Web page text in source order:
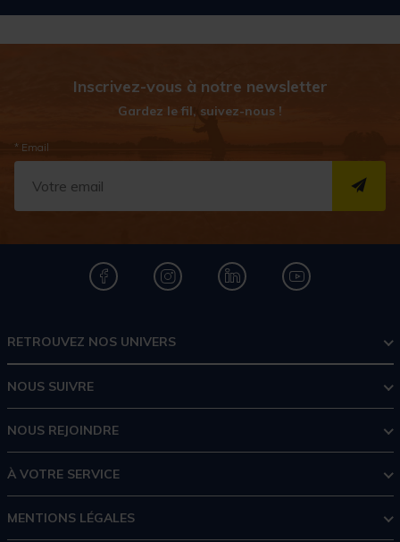
Inscrivez-vous à notre newsletter
Gardez le fil, suivez-nous !
* Email
RETROUVEZ NOS UNIVERS
NOUS SUIVRE
NOUS REJOINDRE
À VOTRE SERVICE
MENTIONS LÉGALES